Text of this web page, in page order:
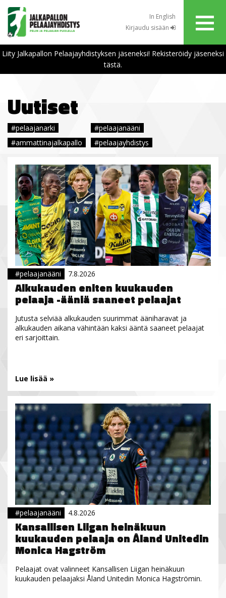
In English
Kirjaudu sisään
Liity Jalkapallon Pelaajayhdistyksen jäseneksi! Rekisteröidy jäseneksi
tästä.
Uutiset
#pelaajanarki
#pelaajanääni
#ammattinajalkapallo
#pelaajayhdistys
#pelaajanääni 7.8.2026
Alkukauden eniten kuukauden
pelaaja -ääniä saaneet pelaajat
Jutusta selviää alkukauden suurimmat ääniharavat ja
alkukauden aikana vähintään kaksi ääntä saaneet pelaajat
eri sarjoittain.
Lue lisää »
#pelaajanääni 4.8.2026
Kansallisen Liigan heinäkuun
kuukauden pelaaja on Åland Unitedin
Monica Hagström
Pelaajat ovat valinneet Kansallisen Liigan heinäkuun
kuukauden pelaajaksi Åland Unitedin Monica Hagströmin.